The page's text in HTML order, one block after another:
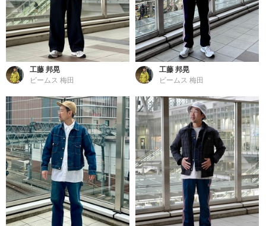
工藤 邦晃
ビームス 梅田
工藤 邦晃
ビームス 梅田